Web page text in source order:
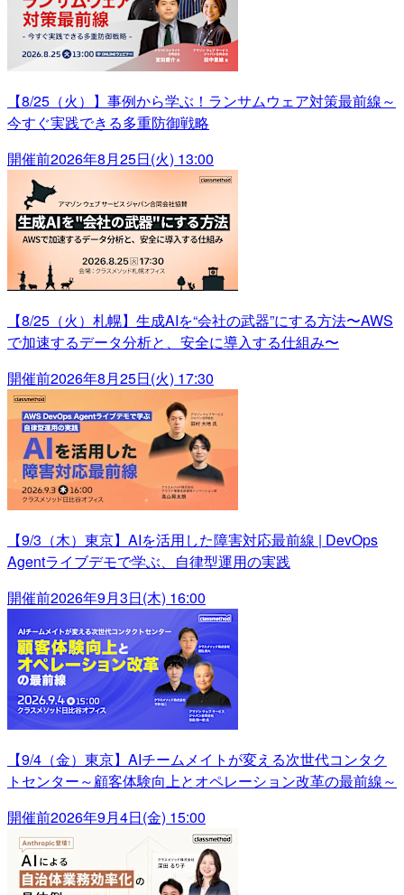
【8/25（火）】事例から学ぶ！ランサムウェア対策最前線～
今すぐ実践できる多重防御戦略
開催前2026年8月25日(火) 13:00
【8/25（火）札幌】生成AIを“会社の武器”にする方法〜AWS
で加速するデータ分析と、安全に導入する仕組み〜
開催前2026年8月25日(火) 17:30
【9/3（木）東京】AIを活用した障害対応最前線 | DevOps
Agentライブデモで学ぶ、自律型運用の実践
開催前2026年9月3日(木) 16:00
【9/4（金）東京】AIチームメイトが変える次世代コンタク
トセンター～顧客体験向上とオペレーション改革の最前線～
開催前2026年9月4日(金) 15:00